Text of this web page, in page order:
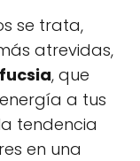
se trata,
atrevidas,
, que
a tus
tendencia
en una